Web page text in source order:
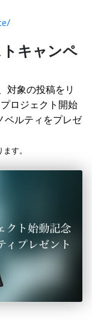
トキャンペ
対象の投稿をリ
ロジェクト開始
ベルティをプレゼ
す。